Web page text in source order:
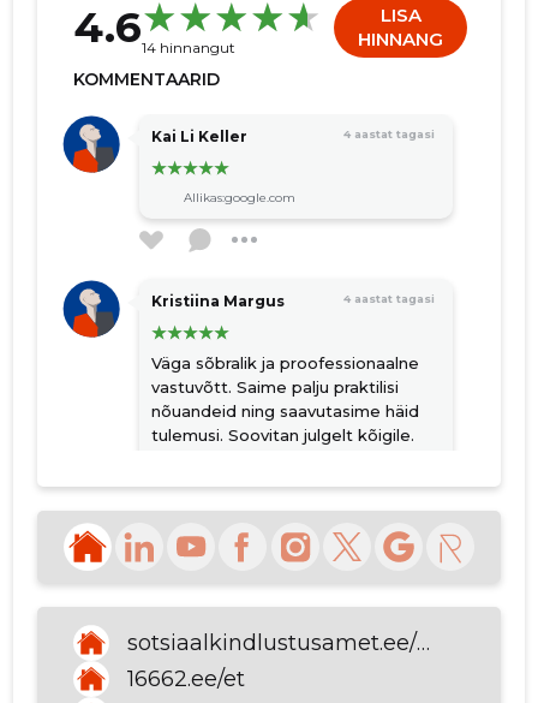
4.614 hinnangut
LISA
HINNANG
KOMMENTAARID
Kai Li Keller 4 aastat tagasi
Allikas:google.com
Kristiina Margus 4 aastat tagasi
Väga sõbralik ja proofessionaalne
vastuvõtt. Saime palju praktilisi
nõuandeid ning saavutasime häid
tulemusi. Soovitan julgelt kõigile.
Allikas:google.com
Allikas:google.com
sotsiaalkindlustusamet.ee/kontakt
16662.ee/et